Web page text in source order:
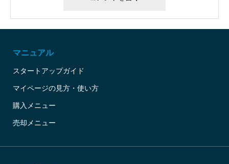
マニュアル
スタートアップガイド
マイページの見方・使い方
購入メニュー
売却メニュー